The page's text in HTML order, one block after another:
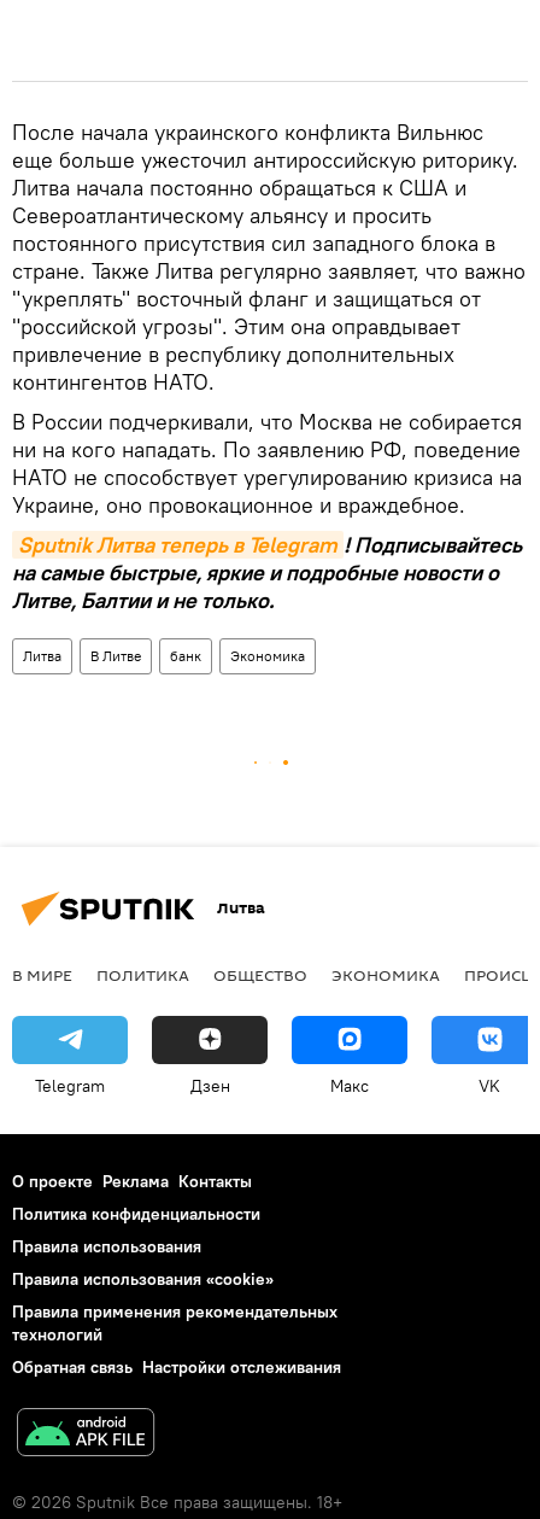
После начала украинского конфликта Вильнюс
еще больше ужесточил антироссийскую риторику.
Литва начала постоянно обращаться к США и
Североатлантическому альянсу и просить
постоянного присутствия сил западного блока в
стране. Также Литва регулярно заявляет, что важно
"укреплять" восточный фланг и защищаться от
"российской угрозы". Этим она оправдывает
привлечение в республику дополнительных
контингентов НАТО.
В России подчеркивали, что Москва не собирается
ни на кого нападать. По заявлению РФ, поведение
НАТО не способствует урегулированию кризиса на
Украине, оно провокационное и враждебное.
Sputnik Литва теперь в Telegram ! Подписывайтесь
на самые быстрые, яркие и подробные новости о
Литве, Балтии и не только.
Литва В Литве банк Экономика
Литва
В МИРЕ ПОЛИТИКА ОБЩЕСТВО ЭКОНОМИКА
Telegram Дзен Макс VK
О проекте Реклама Контакты
Политика конфиденциальности
Правила использования
Правила использования «cookie»
Правила применения рекомендательных
технологий
Обратная связь Настройки отслеживания
© 2026 Sputnik Все права защищены. 18+